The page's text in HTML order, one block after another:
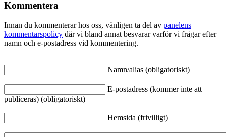
Kommentera
Innan du kommenterar hos oss, vänligen ta del av panelens
kommentarspolicy där vi bland annat besvarar varför vi frågar efter
namn och e-postadress vid kommentering.
Namn/alias (obligatoriskt)
E-postadress (kommer inte att
publiceras) (obligatoriskt)
Hemsida (frivilligt)